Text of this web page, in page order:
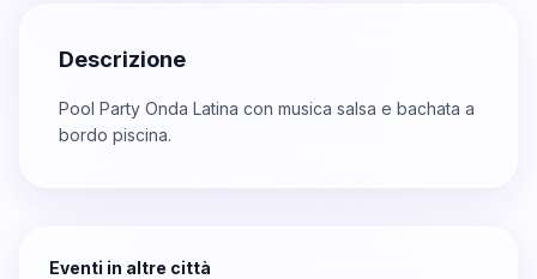
Descrizione
Pool Party Onda Latina con musica salsa e bachata a
bordo piscina.
Eventi in altre città